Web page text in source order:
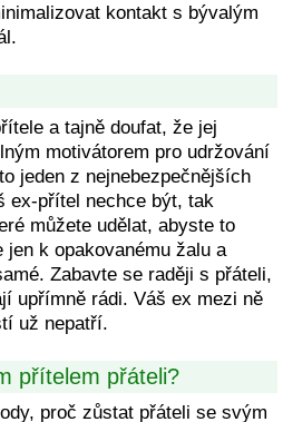
kontakt s bývalým
a tajně doufat, že jej
motivátorem pro udržování
jeden z nejnebezpečnějších
ex-přítel nechce být, tak
můžete udělat, abyste to
jen k opakovanému žalu a
Zabavte se raději s přáteli,
upřímně rádi. Váš ex mezi ně
už nepatří.
přítelem přáteli?
proč zůstat přáteli se svým